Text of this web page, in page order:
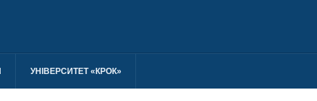
УНІВЕРСИТЕТ «КРОК»